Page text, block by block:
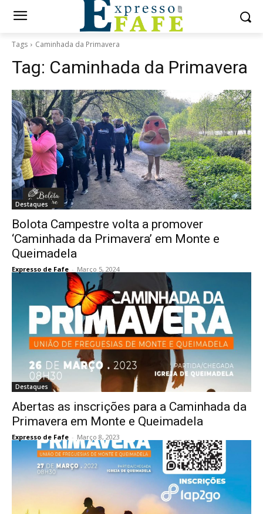
Tags Caminhada da Primavera
Tag: Caminhada da Primavera
Destaques
Bolota Campestre volta a promover
‘Caminhada da Primavera’ em Monte e
Queimadela
Expresso de Fafe - Março 5, 2024
Destaques
Abertas as inscrições para a Caminhada da
Primavera em Monte e Queimadela
Expresso de Fafe - Março 8, 2023